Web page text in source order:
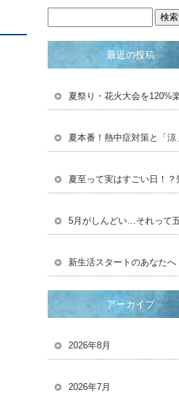
最近の投稿
アーカイブ
2026年8月
2026年7月